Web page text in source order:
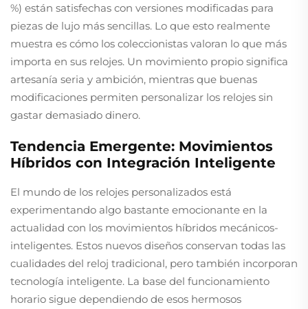
%) están satisfechas con versiones modificadas para
piezas de lujo más sencillas. Lo que esto realmente
muestra es cómo los coleccionistas valoran lo que más
importa en sus relojes. Un movimiento propio significa
artesanía seria y ambición, mientras que buenas
modificaciones permiten personalizar los relojes sin
gastar demasiado dinero.
Tendencia Emergente: Movimientos
Híbridos con Integración Inteligente
El mundo de los relojes personalizados está
experimentando algo bastante emocionante en la
actualidad con los movimientos híbridos mecánicos-
inteligentes. Estos nuevos diseños conservan todas las
cualidades del reloj tradicional, pero también incorporan
tecnología inteligente. La base del funcionamiento
horario sigue dependiendo de esos hermosos